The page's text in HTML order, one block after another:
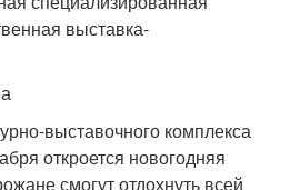
выставочного комплекса
откроется новогодняя
смогут отдохнуть всей